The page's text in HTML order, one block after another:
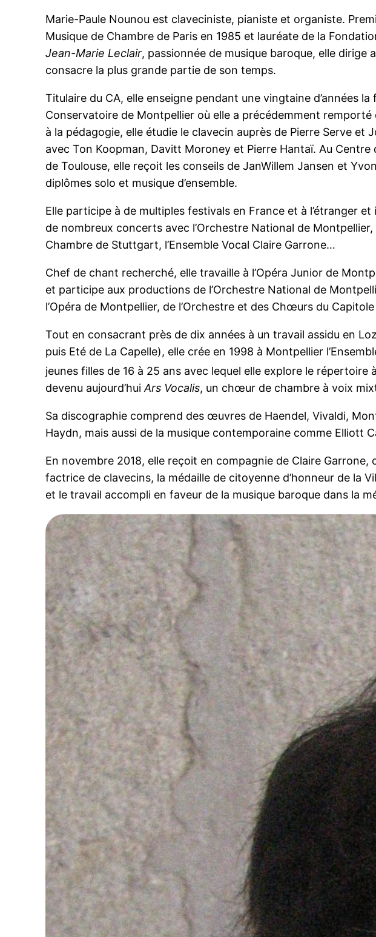
Marie-Paule Nounou est claveciniste, pianiste et organiste.
Musique de Chambre de Paris en 1985 et lauréate de la
Jean-Marie Leclair, passionnée de musique baroque, elle dirige
consacre la plus grande partie de son temps.
Titulaire du CA, elle enseigne pendant une vingtaine d’années
Conservatoire de Montpellier où elle a précédemment
à la pédagogie, elle étudie le clavecin auprès de Pierre Serve
avec Ton Koopman, Davitt Moroney et Pierre Hantaï. Au
de Toulouse, elle reçoit les conseils de JanWillem Jansen et
diplômes solo et musique d’ensemble.
Elle participe à de multiples festivals en France et à l’étranger
de nombreux concerts avec l’Orchestre National de Montpellier,
Chambre de Stuttgart, l’Ensemble Vocal Claire Garrone…
Chef de chant recherché, elle travaille à l’Opéra Junior de
et participe aux productions de l’Orchestre National de
l’Opéra de Montpellier, de l’Orchestre et des Chœurs du
Tout en consacrant près de dix années à un travail assidu en
puis Eté de La Capelle), elle crée en 1998 à Montpellier
jeunes filles de 16 à 25 ans avec lequel elle explore le répertoire
devenu aujourd’huiArs Vocalis, un chœur de chambre à voix
Sa discographie comprend des œuvres de Haendel, Vivaldi,
Haydn, mais aussi de la musique contemporaine comme Elliott
En novembre 2018, elle reçoit en compagnie de Claire
factrice de clavecins, la médaille de citoyenne d’honneur de la
et le travail accompli en faveur de la musique baroque dans la